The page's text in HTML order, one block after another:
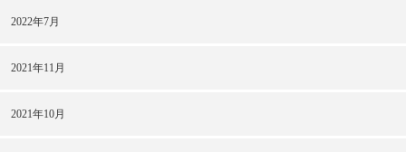
2022年7月
2021年11月
2021年10月